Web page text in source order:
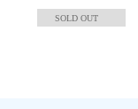
SOLD OUT